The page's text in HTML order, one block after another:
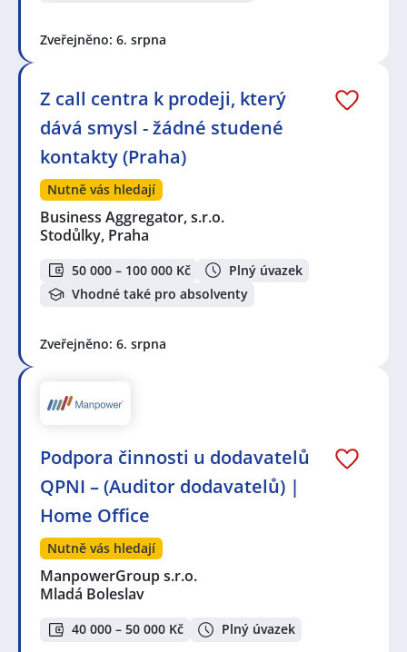
Zveřejněno: 6. srpna
Z call centra k prodeji, který
dává smysl - žádné studené
kontakty (Praha)
Nutně vás hledají
Business Aggregator, s.r.o.
Stodůlky, Praha
50 000 – 100 000 Kč
Plný úvazek
Vhodné také pro absolventy
Zveřejněno: 6. srpna
Podpora činnosti u dodavatelů
QPNI – (Auditor dodavatelů) |
Home Office
Nutně vás hledají
ManpowerGroup s.r.o.
Mladá Boleslav
40 000 – 50 000 Kč Plný úvazek